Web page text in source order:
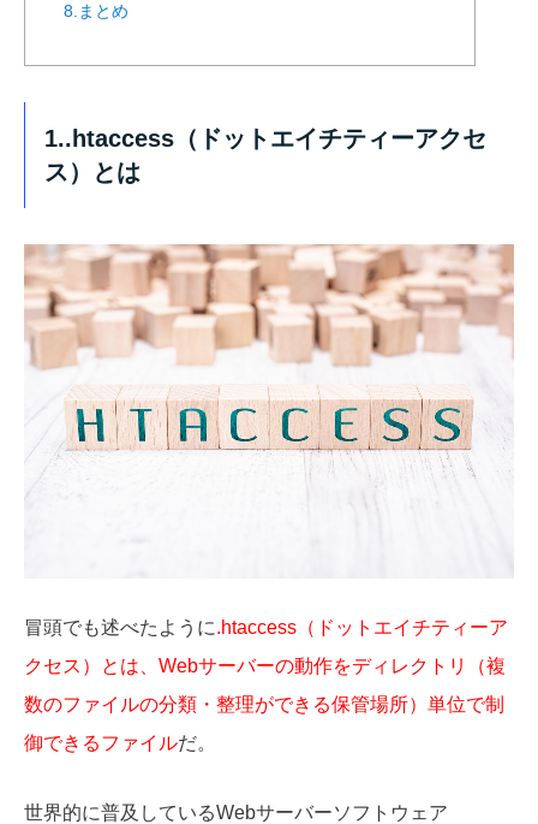
8.まとめ
1..htaccess（ドットエイチティーアクセ
ス）とは
冒頭でも述べたように.htaccess（ドットエイチティーア
クセス）とは、Webサーバーの動作をディレクトリ（複
数のファイルの分類・整理ができる保管場所）単位で制
御できるファイルだ。
世界的に普及しているWebサーバーソフトウェア